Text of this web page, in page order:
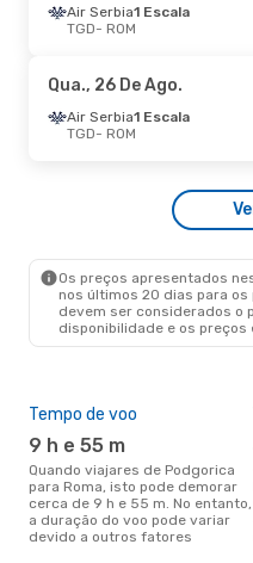
Air Serbia1 Escala
TGD- ROM
Qua., 26 De Ago.
Air Serbia1 Escala
TGD- ROM
Os preços apresentados
nos últimos 20 dias para
devem ser considerados o
disponibilidade e os
Tempo de voo
9 h e 55 m
Quando viajares de Podgorica
para Roma, isto pode demorar
cerca de 9 h e 55 m. No entanto,
a duração do voo pode variar
devido a outros fatores